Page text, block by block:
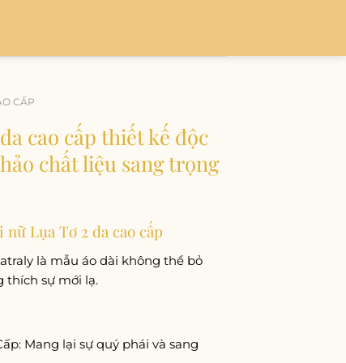
CẤP
cao cấp thiết kế độc
chất liệu sang trọng
Lụa Tơ 2 da cao cấp
là mẫu áo dài không thể bỏ
thích sự mới lạ.
Mang lại sự quý phái và sang